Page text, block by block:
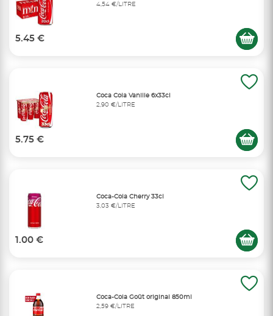
4,54 €/LITRE
5.45 €
Coca Cola Vanille 6x33cl
2,90 €/LITRE
5.75 €
Coca-Cola Cherry 33cl
3,03 €/LITRE
1.00 €
Coca-Cola Goût original 850ml
2,59 €/LITRE